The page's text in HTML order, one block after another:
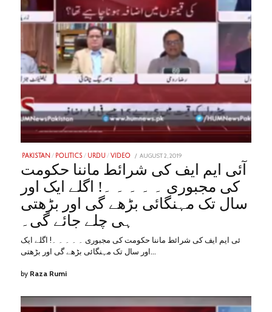
PAKISTAN / POLITICS / URDU / VIDEO
POSTED
ON
AUGUST 2, 2019
31,
2023
آئی ایم ایف کی شرائط ماننا حکومت
کی مجبوری ۔ ۔ ۔ ۔ ۔! اگلے ایک اور
سال تک مہنگائی بڑھے گی اور بڑھتی
ہی چلے جائے گی۔
ئی ایم ایف کی شرائط ماننا حکومت کی مجبوری ۔ ۔ ۔ ۔ ۔! اگلے ایک
اور سال تک مہنگائی بڑھے گی اور بڑھتی…
by Raza Rumi